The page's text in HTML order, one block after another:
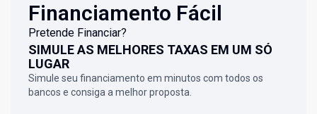
Financiamento Fácil
Pretende Financiar?
SIMULE AS MELHORES TAXAS EM UM SÓ
LUGAR
Simule seu financiamento em minutos com todos os
bancos e consiga a melhor proposta.